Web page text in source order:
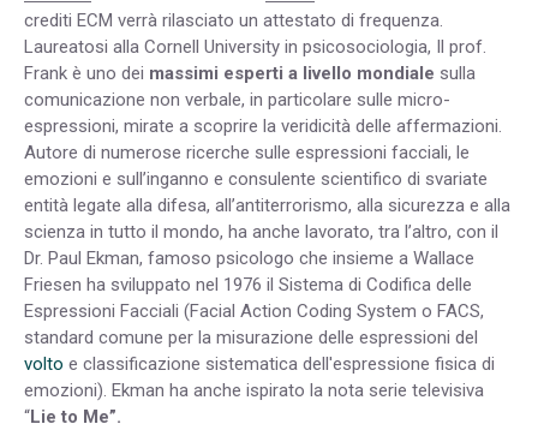
crediti ECM verrà rilasciato un attestato di frequenza.
Laureatosi alla Cornell University in psicosociologia, Il prof.
Frank è uno dei massimi esperti a livello mondiale sulla
comunicazione non verbale, in particolare sulle micro-
espressioni, mirate a scoprire la veridicità delle affermazioni.
Autore di numerose ricerche sulle espressioni facciali, le
emozioni e sull’inganno e consulente scientifico di svariate
entità legate alla difesa, all’antiterrorismo, alla sicurezza e alla
scienza in tutto il mondo, ha anche lavorato, tra l’altro, con il
Dr. Paul Ekman, famoso psicologo che insieme a Wallace
Friesen ha sviluppato nel 1976 il Sistema di Codifica delle
Espressioni Facciali (Facial Action Coding System o FACS,
standard comune per la misurazione delle espressioni del
volto e classificazione sistematica dell'espressione fisica di
emozioni). Ekman ha anche ispirato la nota serie televisiva
“Lie to Me”.